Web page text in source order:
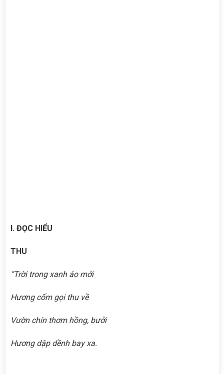
I. ĐỌC HIỂU
THU
“Trời trong xanh áo mới
Hương cốm gọi thu về
Vườn chín thơm hồng, bưởi
Hương dập dềnh bay xa.